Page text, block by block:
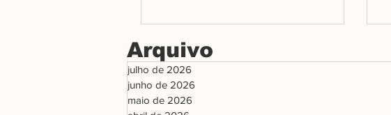
Arquivo
julho de 2026
junho de 2026
maio de 2026